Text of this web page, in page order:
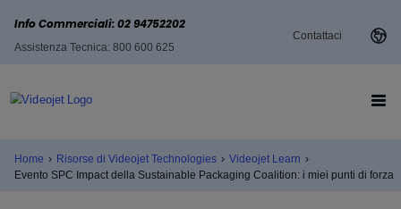
Info Commerciali: 02 94752202
Assistenza Tecnica: 800 600 625
Contattaci
Home › Risorse di Videojet Technologies › Videojet Learn ›
Evento SPC Impact della Sustainable Packaging Coalition: i miei punti di forza